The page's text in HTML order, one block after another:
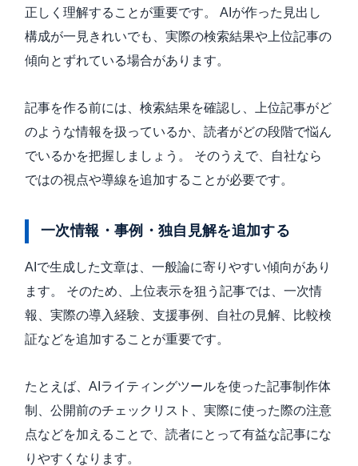
正しく理解することが重要です。 AIが作った見出し
構成が一見きれいでも、実際の検索結果や上位記事の
傾向とずれている場合があります。
記事を作る前には、検索結果を確認し、上位記事がど
のような情報を扱っているか、読者がどの段階で悩ん
でいるかを把握しましょう。 そのうえで、自社なら
ではの視点や導線を追加することが必要です。
一次情報・事例・独自見解を追加する
AIで生成した文章は、一般論に寄りやすい傾向があり
ます。 そのため、上位表示を狙う記事では、一次情
報、実際の導入経験、支援事例、自社の見解、比較検
証などを追加することが重要です。
たとえば、AIライティングツールを使った記事制作体
制、公開前のチェックリスト、実際に使った際の注意
点などを加えることで、読者にとって有益な記事にな
りやすくなります。